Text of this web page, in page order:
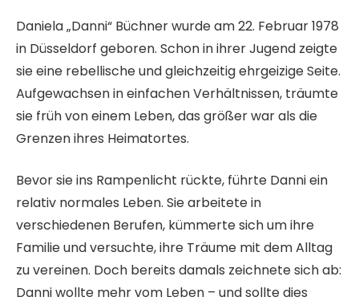
Daniela „Danni“ Büchner wurde am 22. Februar 1978
in Düsseldorf geboren. Schon in ihrer Jugend zeigte
sie eine rebellische und gleichzeitig ehrgeizige Seite.
Aufgewachsen in einfachen Verhältnissen, träumte
sie früh von einem Leben, das größer war als die
Grenzen ihres Heimatortes.
Bevor sie ins Rampenlicht rückte, führte Danni ein
relativ normales Leben. Sie arbeitete in
verschiedenen Berufen, kümmerte sich um ihre
Familie und versuchte, ihre Träume mit dem Alltag
zu vereinen. Doch bereits damals zeichnete sich ab:
Danni wollte mehr vom Leben – und sollte dies